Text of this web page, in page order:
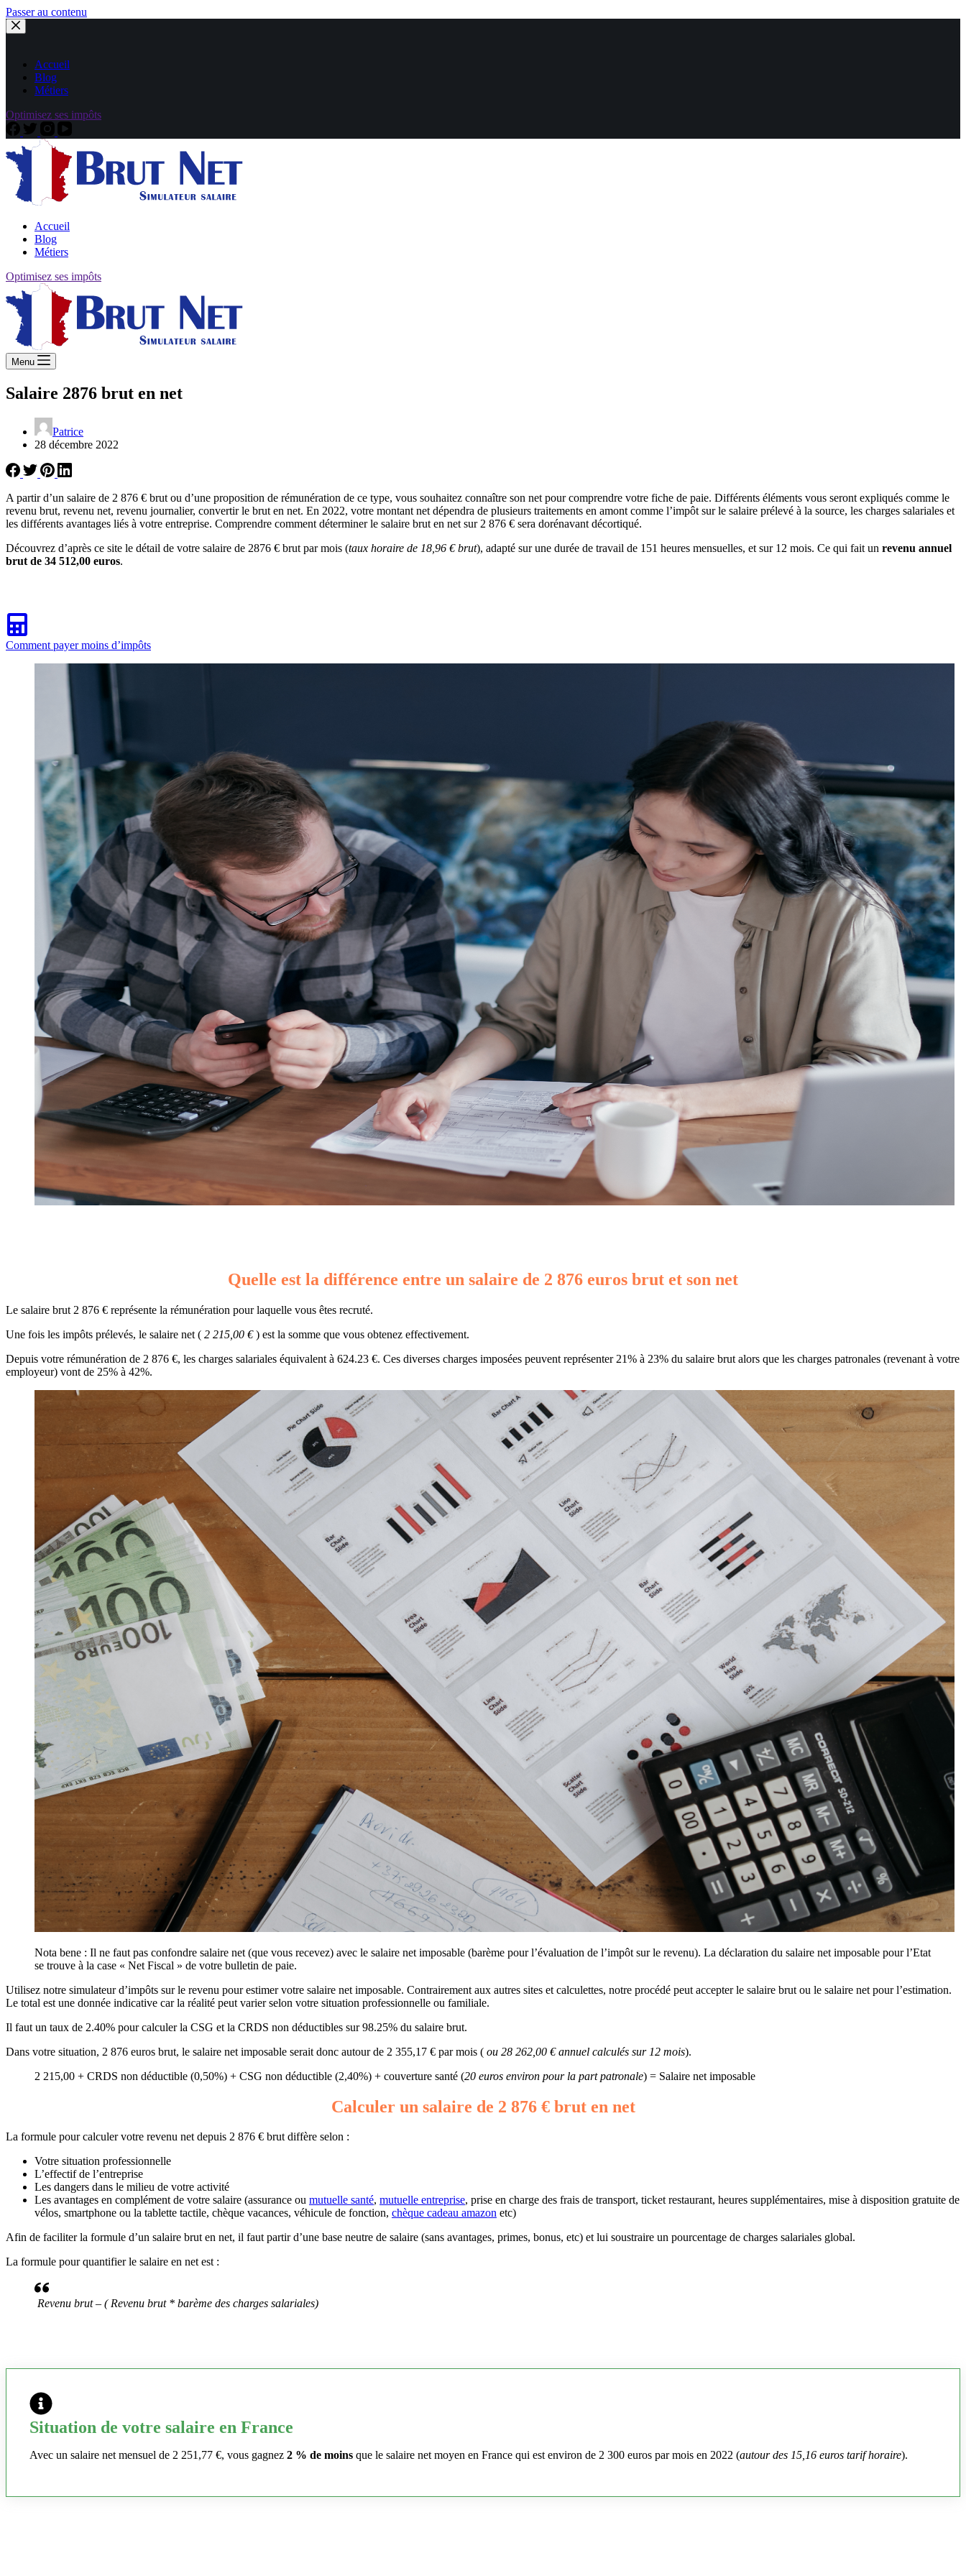
Passer au contenu
Accueil
Blog
Métiers
Optimisez ses impôts
Accueil
Blog
Métiers
Optimisez ses impôts
Menu
Salaire 2876 brut en net
Patrice
28 décembre 2022
A partir d’un salaire de 2 876 € brut ou d’une proposition de rémunération de ce type, vous souhaitez connaître son net pour comprendre votre fiche de paie. Différents éléments vous seront expliqués comme le
revenu brut, revenu net, revenu journalier, convertir le brut en net. En 2022, votre montant net dépendra de plusieurs traitements en amont comme l’impôt sur le salaire prélevé à la source, les charges salariales et
les différents avantages liés à votre entreprise. Comprendre comment déterminer le salaire brut en net sur 2 876 € sera dorénavant décortiqué.
Découvrez d’après ce site le détail de votre salaire de 2876 € brut par mois (taux horaire de 18,96 € brut), adapté sur une durée de travail de 151 heures mensuelles, et sur 12 mois. Ce qui fait un revenu annuel
brut de 34 512,00 euros.
Comment payer moins d’impôts
Quelle est la différence entre un salaire de 2 876 euros brut et son net
Le salaire brut 2 876 € représente la rémunération pour laquelle vous êtes recruté.
Une fois les impôts prélevés, le salaire net ( 2 215,00 €) est la somme que vous obtenez effectivement.
Depuis votre rémunération de 2 876 €, les charges salariales équivalent à 624.23 €. Ces diverses charges imposées peuvent représenter 21% à 23% du salaire brut alors que les charges patronales (revenant à votre
employeur) vont de 25% à 42%.
Nota bene : Il ne faut pas confondre salaire net (que vous recevez) avec le salaire net imposable (barème pour l’évaluation de l’impôt sur le revenu). La déclaration du salaire net imposable pour l’Etat
se trouve à la case « Net Fiscal » de votre bulletin de paie.
Utilisez notre simulateur d’impôts sur le revenu pour estimer votre salaire net imposable. Contrairement aux autres sites et calculettes, notre procédé peut accepter le salaire brut ou le salaire net pour l’estimation.
Le total est une donnée indicative car la réalité peut varier selon votre situation professionnelle ou familiale.
Il faut un taux de 2.40% pour calculer la CSG et la CRDS non déductibles sur 98.25% du salaire brut.
Dans votre situation, 2 876 euros brut, le salaire net imposable serait donc autour de 2 355,17 € par mois ( ou 28 262,00 € annuel calculés sur 12 mois).
2 215,00 + CRDS non déductible (0,50%) + CSG non déductible (2,40%) + couverture santé (20 euros environ pour la part patronale) = Salaire net imposable
Calculer un salaire de 2 876 € brut en net
La formule pour calculer votre revenu net depuis 2 876 € brut diffère selon :
Votre situation professionnelle
L’effectif de l’entreprise
Les dangers dans le milieu de votre activité
Les avantages en complément de votre salaire (assurance ou mutuelle santé, mutuelle entreprise, prise en charge des frais de transport, ticket restaurant, heures supplémentaires, mise à disposition gratuite de
vélos, smartphone ou la tablette tactile, chèque vacances, véhicule de fonction, chèque cadeau amazon etc)
Afin de faciliter la formule d’un salaire brut en net, il faut partir d’une base neutre de salaire (sans avantages, primes, bonus, etc) et lui soustraire un pourcentage de charges salariales global.
La formule pour quantifier le salaire en net est :
Revenu brut – ( Revenu brut * barème des charges salariales)
Situation de votre salaire en France
Avec un salaire net mensuel de 2 251,77 €, vous gagnez 2 % de moins que le salaire net moyen en France qui est environ de 2 300 euros par mois en 2022 (autour des 15,16 euros tarif horaire).